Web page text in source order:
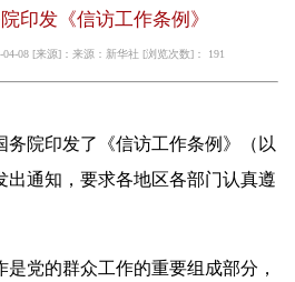
印发《信访工作条例》
08 [来源]：来源：新华社 [浏览次数]： 191
院印发了《信访工作条例》（以
出通知，要求各地区各部门认真遵
党的群众工作的重要组成部分，